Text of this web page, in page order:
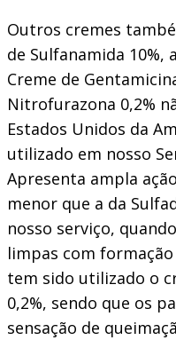
Outros cremes
de Sulfanamida 10%,
Creme de
Nitrofurazona 0,2%
Estados Unidos da
utilizado em nosso
Apresenta ampla
menor que a da
nosso serviço,
limpas com
tem sido utilizado o
0,2%, sendo que os
sensação de